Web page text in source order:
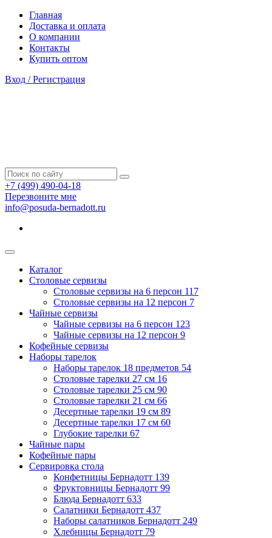
Главная
Доставка и оплата
О компании
Контакты
Купить оптом
Вход / Регистрация
+7 (499) 490-04-18
Перезвоните мне
info@posuda-bernadott.ru
Каталог
Столовые сервизы
Столовые сервизы на 6 персон 117
Столовые сервизы на 12 персон 7
Чайные сервизы
Чайные сервизы на 6 персон 123
Чайные сервизы на 12 персон 9
Кофейные сервизы
Наборы тарелок
Наборы тарелок 18 предметов 54
Столовые тарелки 27 см 16
Столовые тарелки 25 см 90
Столовые тарелки 21 см 66
Десертные тарелки 19 см 89
Десертные тарелки 17 см 60
Глубокие тарелки 67
Чайные пары
Кофейные пары
Сервировка стола
Конфетницы Бернадотт 139
Фруктовницы Бернадотт 99
Блюда Бернадотт 633
Салатники Бернадотт 437
Наборы салатников Бернадотт 249
Хлебницы Бернадотт 79